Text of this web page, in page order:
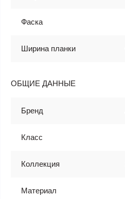
Фаска
Ширина планки
ОБЩИЕ ДАННЫЕ
Бренд
Класс
Коллекция
Материал